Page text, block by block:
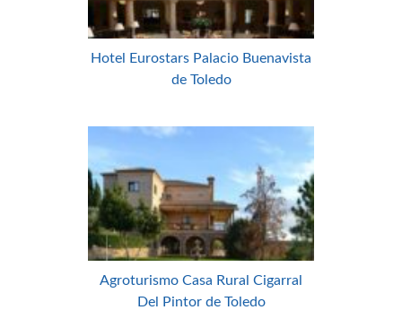
Hotel Eurostars Palacio Buenavista
de Toledo
Agroturismo Casa Rural Cigarral
Del Pintor de Toledo